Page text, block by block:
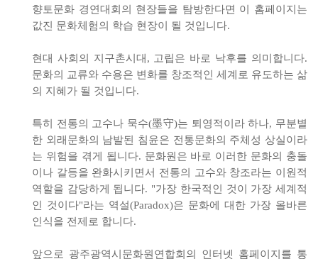
향토문화 경연대회의 현장들을 탐방한다면 이 홈페이지는
값진 문화체험의 학습 현장이 될 것입니다.
현대 사회의 지구촌시대, 고립은 바로 낙후를 의미합니다.
문화의 교류와 수용은 변화를 창조적인 세계로 유도하는 삶
의 지혜가 될 것입니다.
특히 전통의 고수나 묵수(墨守)는 퇴영적이라 하나, 무분별
한 외래문화의 남발된 침윤은 전통문화의 주체성 상실이라
는 위험을 겪게 됩니다. 문화원은 바로 이러한 문화의 충돌
이나 갈등을 완화시키면서 전통의 고수와 창조라는 이원적
역할을 감당하게 됩니다. "가장 한국적인 것이 가장 세계적
인 것이다"라는 역설(Paradox)은 문화에 대한 가장 올바른
인식을 전제로 합니다.
앞으로 광주광역시문화원연합회의 인터넷 홈페이지를 통